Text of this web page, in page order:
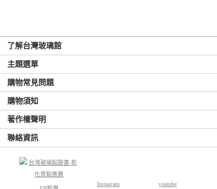
了解台灣玻璃館
主題選單
購物常見問題
購物須知
著作權聲明
聯絡資訊
Instagram youtube